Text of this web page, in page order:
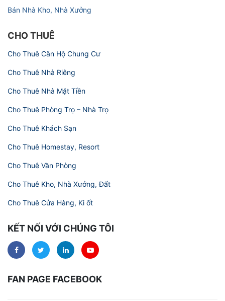
Bán Nhà Kho, Nhà Xưởng
CHO THUÊ
Cho Thuê Căn Hộ Chung Cư
Cho Thuê Nhà Riêng
Cho Thuê Nhà Mặt Tiền
Cho Thuê Phòng Trọ – Nhà Trọ
Cho Thuê Khách Sạn
Cho Thuê Homestay, Resort
Cho Thuê Văn Phòng
Cho Thuê Kho, Nhà Xưởng, Đất
Cho Thuê Cửa Hàng, Ki ốt
KẾT NỐI VỚI CHÚNG TÔI
FAN PAGE FACEBOOK